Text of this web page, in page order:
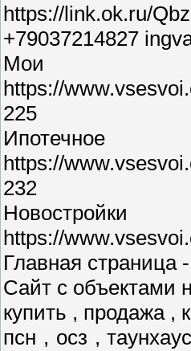
https://link.ok.ru/
+79037214827
https://
225
https://
232
https://
Главная страница
Сайт с объектами
купить , продажа ,
псн , осз ,